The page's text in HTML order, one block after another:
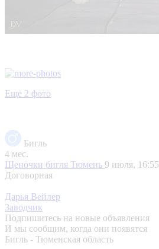
Еще 2 фото
Бигль
4 мес.
Щеночки бигля Тюмень 9 июля, 16:55
Договорная
Дарья Вейлер
Заводчик
Подпишитесь на новые объявления
И мы сообщим, когда они появятся
Бигль - Тюменская область